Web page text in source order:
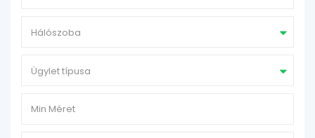
Hálószoba
Ügylet típusa